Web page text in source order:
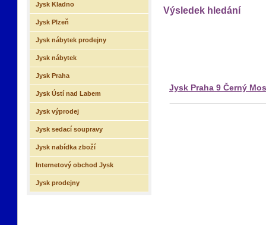
Výsledek hledání
Jysk Praha 9 Černý
Jysk Kladno
Jysk Plzeň
Jysk nábytek prodejny
Jysk nábytek
Jysk Praha
Jysk Ústí nad Labem
Jysk výprodej
Jysk sedací soupravy
Jysk nabídka zboží
Internetový obchod Jysk
Jysk prodejny